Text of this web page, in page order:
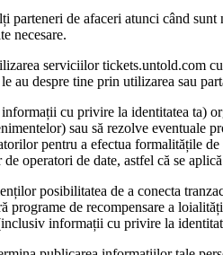
de afaceri atunci când
necesare.
serviciilor tickets.untold.com
au despre tine prin utilizarea sau
cu privire la identitatea ta)
sau să rezolve eventuale
pentru a efectua formalitățile
operatori de date, astfel că se
posibilitatea de a conecta
de recompensare a
informații cu privire la